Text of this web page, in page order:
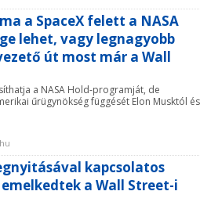
a SpaceX felett a NASA
lehet, vagy legnagyobb
út most már a Wall
a NASA Hold-programját, de
űrügynökség függését Elon Musktól
kapcsolatos
a Wall Street-i